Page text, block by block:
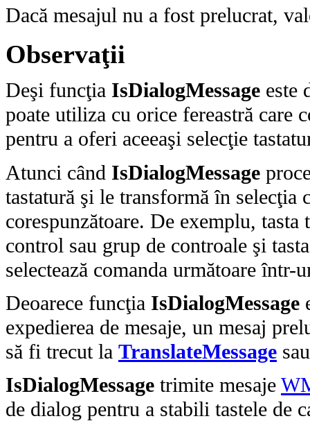
Dacă mesajul nu a fost prelucrat,
Observaţii
Deşi funcţia IsDialogMessage este
poate utiliza cu orice fereastră care
pentru a oferi aceeaşi selecţie
Atunci când IsDialogMessage
tastatură şi le transformă în selecţia
corespunzătoare. De exemplu,
control sau grup de controale şi
selectează comanda următoare într-
Deoarece funcţia IsDialogMessage
expedierea de mesaje, un mesaj
să fi trecut la TranslateMessage
IsDialogMessage trimite mesaje
de dialog pentru a stabili tastele de